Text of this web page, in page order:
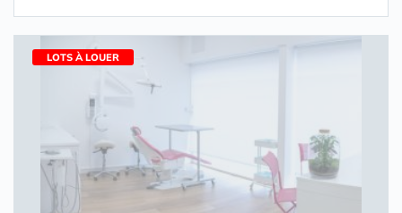
LOTS À LOUER